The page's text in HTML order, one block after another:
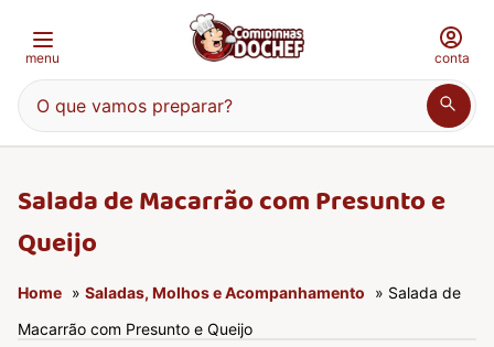
menu
O que vamos preparar?
conta
Salada de Macarrão com Presunto e
Queijo
Home » Saladas, Molhos e Acompanhamento
» Salada de
Macarrão com Presunto e Queijo